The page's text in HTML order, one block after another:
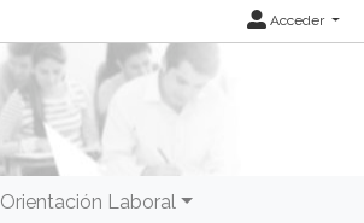
Acceder
Orientación Laboral